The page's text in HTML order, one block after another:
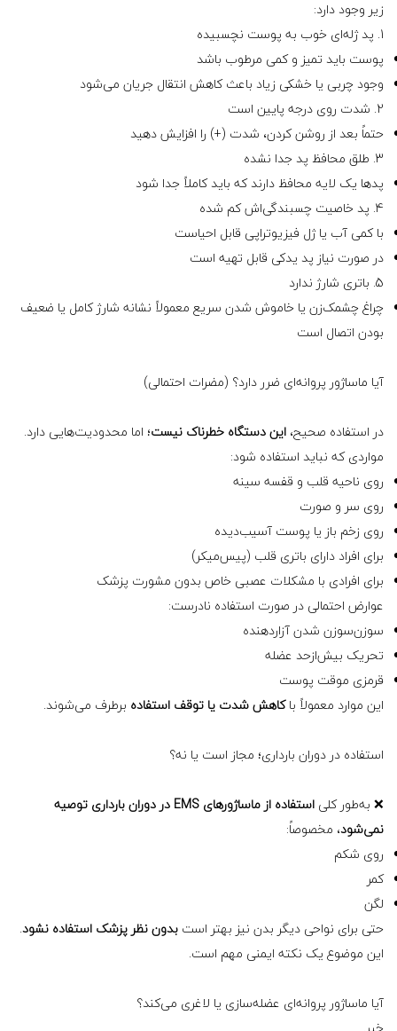
زیر وجود دارد:
1. پد ژله‌ای خوب به پوست نچسبیده
پوست باید تمیز و کمی مرطوب باشد
وجود چربی یا خشکی زیاد باعث کاهش انتقال جریان می‌شود
2. شدت روی درجه پایین است
حتماً بعد از روشن کردن، شدت (+) را افزایش دهید
3. طلق محافظ پد جدا نشده
پدها یک لایه محافظ دارند که باید کاملاً جدا شود
4. پد خاصیت چسبندگی‌اش کم شده
با کمی آب یا ژل فیزیوتراپی قابل احیاست
در صورت نیاز پد یدکی قابل تهیه است
5. باتری شارژ ندارد
چراغ چشمک‌زن یا خاموش شدن سریع معمولاً نشانه شارژ کامل یا ضعیف
بودن اتصال است
آیا ماساژور پروانه‌ای ضرر دارد؟ (مضرات احتمالی)
در استفاده صحیح، این دستگاه خطرناک نیست؛ اما محدودیت‌هایی دارد.
مواردی که نباید استفاده شود:
روی ناحیه قلب و قفسه سینه
روی سر و صورت
روی زخم باز یا پوست آسیب‌دیده
برای افراد دارای باتری قلب (پیس‌میکر)
برای افرادی با مشکلات عصبی خاص بدون مشورت پزشک
عوارض احتمالی در صورت استفاده نادرست:
سوزن‌سوزن شدن آزاردهنده
تحریک بیش‌ازحد عضله
قرمزی موقت پوست
این موارد معمولاً باکاهش شدت یا توقف استفاده برطرف می‌شوند.
استفاده در دوران بارداری؛ مجاز است یا نه؟
❌ به‌طور کلی
استفاده از ماساژورهای EMS در دوران بارداری توصیه
نمی‌شود، مخصوصاً:
روی شکم
کمر
لگن
حتی برای نواحی دیگر بدن نیز بهتر است بدون نظر پزشک استفاده نشود.
این موضوع یک نکته ایمنی مهم است.
آیا ماساژور پروانه‌ای عضله‌سازی یا لاغری می‌کند؟